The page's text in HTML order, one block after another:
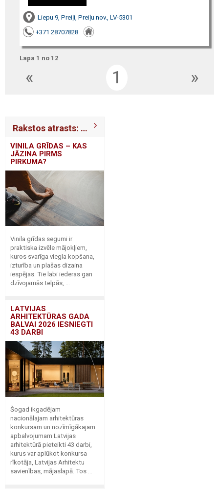
Liepu 9, Preiļi, Preiļu nov., LV-5301
+371 28707828
Lapa 1 no 12
« 1 »
Rakstos atrasts: 567
VINILA GRĪDAS – KAS
JĀZINA PIRMS
PIRKUMA?
Vinila grīdas segumi ir
praktiska izvēle mājokļiem,
kuros svarīga viegla kopšana,
izturība un plašas dizaina
iespējas. Tie labi iederas gan
dzīvojamās telpās, ...
LATVIJAS
ARHITEKTŪRAS GADA
BALVAI 2026 IESNIEGTI
43 DARBI
Šogad ikgadējam
nacionālajam arhitektūras
konkursam un nozīmīgākajam
apbalvojumam Latvijas
arhitektūrā pieteikti 43 darbi,
kurus var aplūkot konkursa
rīkotāja, Latvijas Arhitektu
savienības, mājaslapā. Tos ...